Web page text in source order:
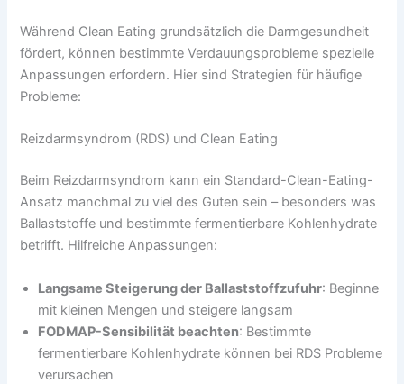
Während Clean Eating grundsätzlich die Darmgesundheit
fördert, können bestimmte Verdauungsprobleme spezielle
Anpassungen erfordern. Hier sind Strategien für häufige
Probleme:
Reizdarmsyndrom (RDS) und Clean Eating
Beim Reizdarmsyndrom kann ein Standard-Clean-Eating-
Ansatz manchmal zu viel des Guten sein – besonders was
Ballaststoffe und bestimmte fermentierbare Kohlenhydrate
betrifft. Hilfreiche Anpassungen:
Langsame Steigerung der Ballaststoffzufuhr: Beginne
mit kleinen Mengen und steigere langsam
FODMAP-Sensibilität beachten: Bestimmte
fermentierbare Kohlenhydrate können bei RDS Probleme
verursachen